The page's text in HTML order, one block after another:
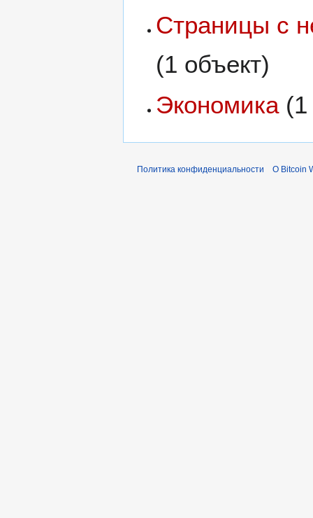
Страницы с
(1 объект)
Экономика
Политика конфиденциальности О Bitcoin